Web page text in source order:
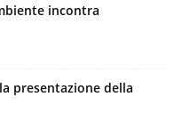
incontra
presentazione della